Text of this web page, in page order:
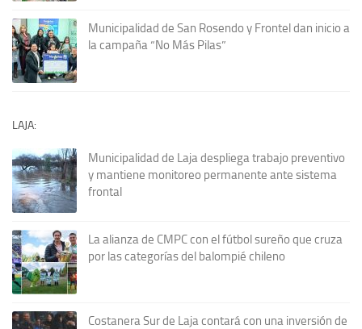
Municipalidad de San Rosendo y Frontel dan inicio a
la campaña “No Más Pilas”
LAJA:
Municipalidad de Laja despliega trabajo preventivo
y mantiene monitoreo permanente ante sistema
frontal
La alianza de CMPC con el fútbol sureño que cruza
por las categorías del balompié chileno
Costanera Sur de Laja contará con una inversión de